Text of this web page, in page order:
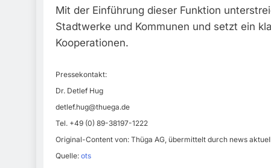
Mit der Einführung dieser Funktion
Stadtwerke und Kommunen und setzt ein
Kooperationen.
Pressekontakt:
Dr. Detlef Hug
detlef.hug@thuega.de
Tel. +49 (0) 89-38197-1222
Original-Content von: Thüga AG, übermittelt durch news aktuell
Quelle: ots